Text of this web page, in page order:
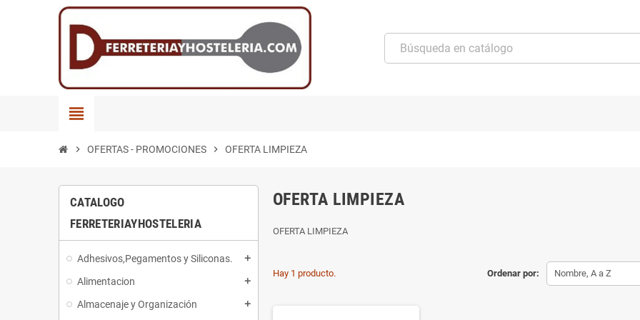
view_headline
chevron_right OFERTAS - PROMOCIONES chevron_right OFERTA LIMPIEZA
CATALOGO
FERRETERIAYHOSTELERIA
Adhesivos,Pegamentos y Siliconas. add
Alimentacion add
Almacenaje y Organización add
OFERTA LIMPIEZA
OFERTA LIMPIEZA
Ordenar por: Nombre, A a Z
Hay 1 producto.